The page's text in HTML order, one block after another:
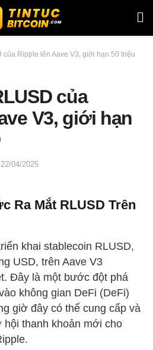
của Ripple lên Aave V3, giới hạn 50 triệu
của
V3, giới hạn
22/04/2025
Ra Mắt RLUSD Trên
khai stablecoin RLUSD,
USD, trên Aave V3
Đây là một bước đột phá
không gian DeFi (DeFi)
giờ đây có thể cung cấp và
thanh khoản mới cho